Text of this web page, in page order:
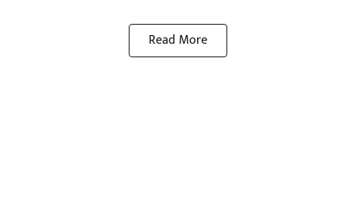
Read More